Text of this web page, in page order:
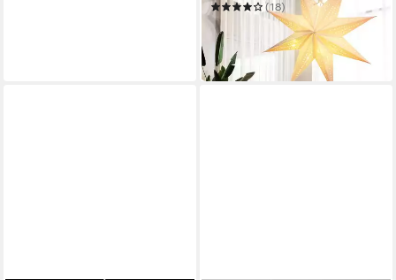
(18)
14,29 € UVP20,99 €
-32%
in 5-6 Werktagen bei dir